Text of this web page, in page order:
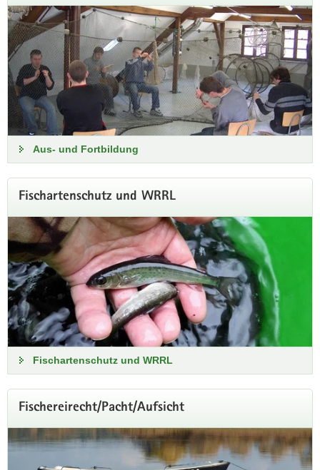
Während der Sanierungs- und Baumaßnahmen am Schloss
bleibt der Standort Königswartha bis zum Ende des Jahres
2026 geschlossen. Postalische Zusendungen sind weiterhin
möglich.
Adresse während Schlosssanierung
Koi-Herpesvirusinfektion
Informationen zur Vorbeugung und Bekämpfung der KHV-I
sowie Fördermöglichkeiten
Förderrichtlinie Teichwirtschaft und Naturschutz
Aus- und Fortbildung
Fischartenschutz und WRRL
Fischartenschutz und WRRL
Fischereirecht/Pacht/Aufsicht